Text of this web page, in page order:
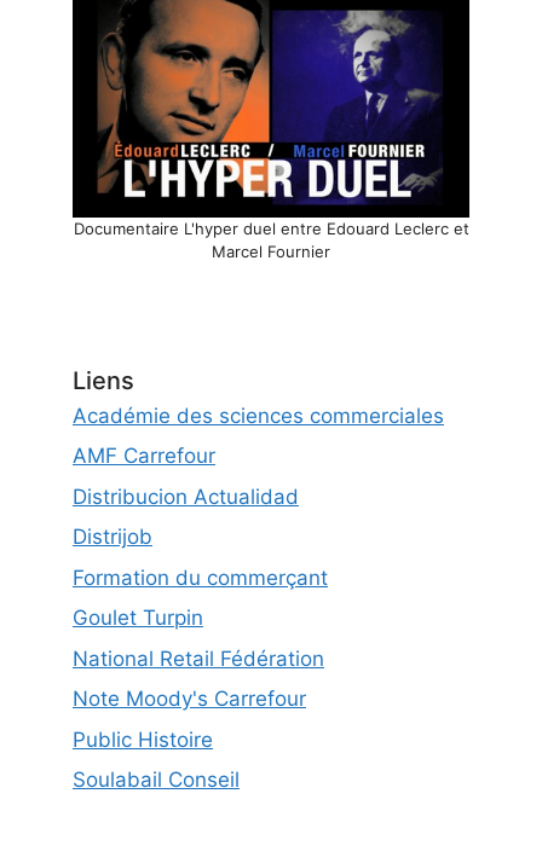
Documentaire L'hyper duel entre Edouard Leclerc et
Marcel Fournier
Liens
Académie des sciences commerciales
AMF Carrefour
Distribucion Actualidad
Distrijob
Formation du commerçant
Goulet Turpin
National Retail Fédération
Note Moody's Carrefour
Public Histoire
Soulabail Conseil